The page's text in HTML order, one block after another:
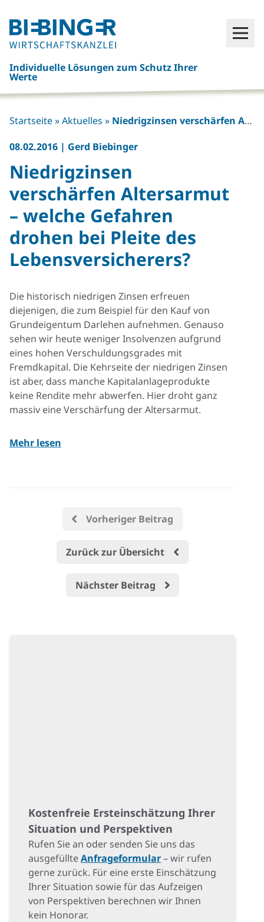
Click
here
go
back
to
Individuelle Lösungen zum Schutz Ihrer
Werte
Startseite»Aktuelles » Niedrigzinsen verschärfen Altersarmut – welche Gefahren drohen bei Pleite des Lebensversicherers?
08.02.2016 | Gerd Biebinger
Niedrigzinsen
verschärfen Altersarmut
– welche Gefahren
drohen bei Pleite des
Lebensversicherers?
Die historisch niedrigen Zinsen erfreuen
diejenigen, die zum Beispiel für den Kauf von
Grundeigentum Darlehen aufnehmen. Genauso
sehen wir heute weniger Insolvenzen aufgrund
eines hohen Verschuldungsgrades mit
Fremdkapital. Die Kehrseite der niedrigen Zinsen
ist aber, dass manche Kapitalanlageprodukte
keine Rendite mehr abwerfen. Hier droht ganz
massiv eine Verschärfung der Altersarmut.
Mehr lesen
Vorheriger Beitrag
Zurück zur Übersicht
Nächster Beitrag
Kostenfreie Ersteinschätzung Ihrer
Situation und Perspektiven
Rufen Sie an oder senden Sie uns das
ausgefüllteAnfrageformular– wir rufen
gerne zurück. Für eine erste Einschätzung
Ihrer Situation sowie für das Aufzeigen
von Perspektiven berechnen wir Ihnen
kein Honorar.